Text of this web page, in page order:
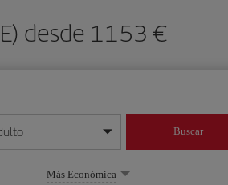
desde 1153 €
mes/año
Buscar
Más Económica